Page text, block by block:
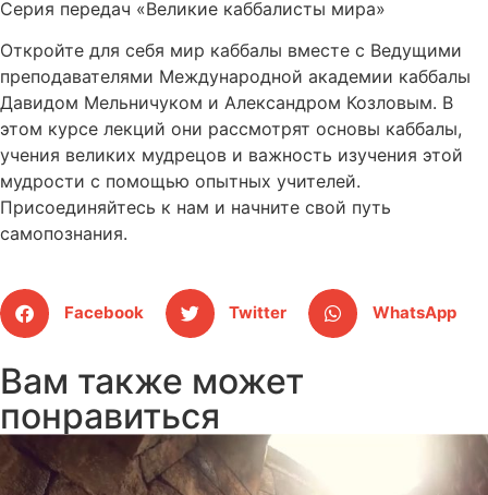
Серия передач «Великие каббалисты мира»
Откройте для себя мир каббалы вместе с Ведущими
преподавателями Международной академии каббалы
Давидом Мельничуком и Александром Козловым. В
этом курсе лекций они рассмотрят основы каббалы,
учения великих мудрецов и важность изучения этой
мудрости с помощью опытных учителей.
Присоединяйтесь к нам и начните свой путь
самопознания.
Facebook Twitter WhatsApp
Вам также может
понравиться